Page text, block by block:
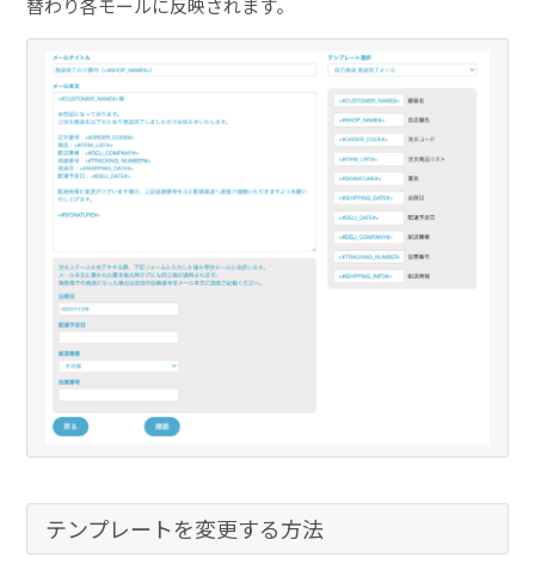
替わり各モールに反映されます。
テンプレートを変更する方法